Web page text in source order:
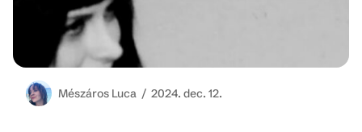
Mészáros Luca / 2024. dec. 12.